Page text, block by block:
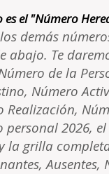
es el "Número
demás
abajo. Te
de la
Número
Realización,
personal 2026,
la grilla
Ausentes,